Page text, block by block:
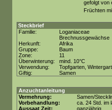
gefolgt von
Früchten
Steckbrief
Familie:
Loganiaceae
Brechnussgewächse
Herkunft:
Afrika
Gruppe:
Baum
Zone:
11
Überwinterung:
mind. 10°C
Verwendung:
Topfgarten,
Giftig:
Samen
Anzuchtanleitung
Vermehrung:
Samen/
Vorbehandlung:
ca. 24 Std. im
Aussaat Zeit:
ganzjährig